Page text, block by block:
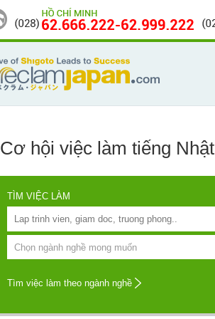
Cơ hội việc làm tiếng Nhật
TÌM VIỆC LÀM
Tìm việc làm theo ngành nghề